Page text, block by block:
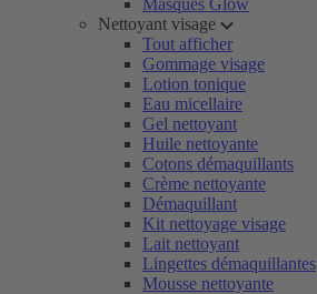
Masques Glow
Nettoyant visage
Tout afficher
Gommage visage
Lotion tonique
Eau micellaire
Gel nettoyant
Huile nettoyante
Cotons démaquillants
Crème nettoyante
Démaquillant
Kit nettoyage visage
Lait nettoyant
Lingettes démaquillantes
Mousse nettoyante